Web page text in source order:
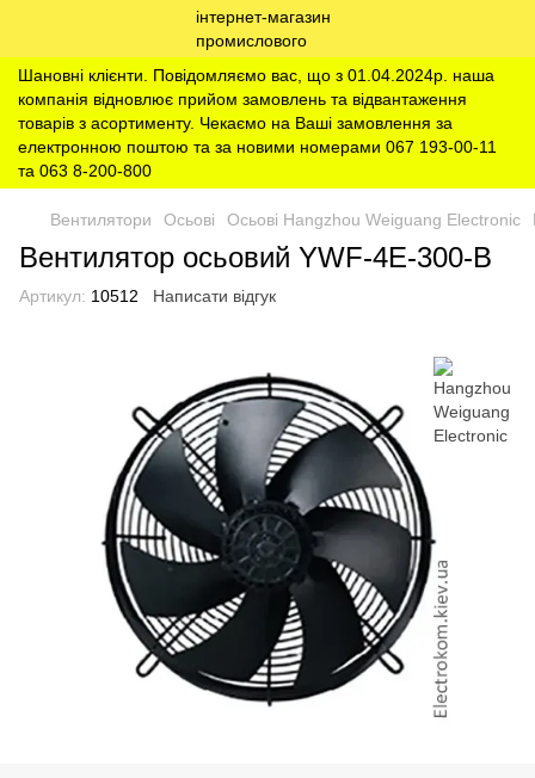
Шановні клієнти. Повідомляємо вас, що з 01.04.2024р. наша
компанія відновлює прийом замовлень та відвантаження
товарів з асортименту. Чекаємо на Ваші замовлення за
електронною поштою та за новими номерами 067 193-00-11
та 063 8-200-800
Вентилятори Осьові Осьові Hangzhou Weiguang Electronic
Вентилятор осьовий YWF-4E-300-B
Артикул: 10512 Написати відгук